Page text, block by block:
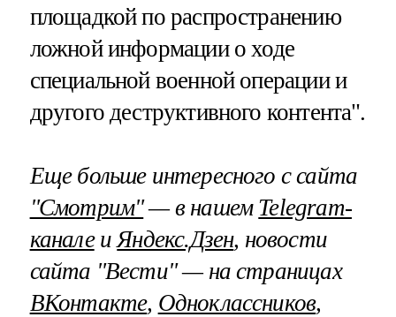
площадкой по распространению
ложной информации о ходе
специальной военной операции и
другого деструктивного контента".
Еще больше интересного с сайта
"Смотрим"— в нашем Telegram-
каналеи Яндекс.Дзен, новости
сайта "Вести" — на страницах
ВКонтакте, Одноклассников,